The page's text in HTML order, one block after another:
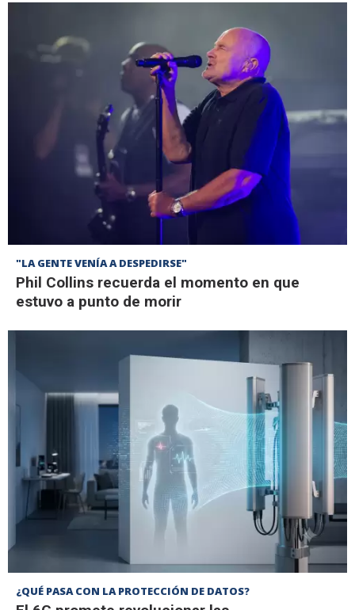
"LA GENTE VENÍA A DESPEDIRSE"
Phil Collins recuerda el momento en que
estuvo a punto de morir
¿QUÉ PASA CON LA PROTECCIÓN DE DATOS?